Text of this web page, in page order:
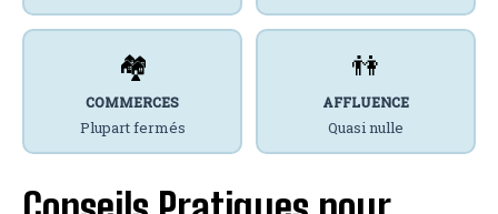
🏘️
COMMERCES
Plupart fermés
👫
AFFLUENCE
Quasi nulle